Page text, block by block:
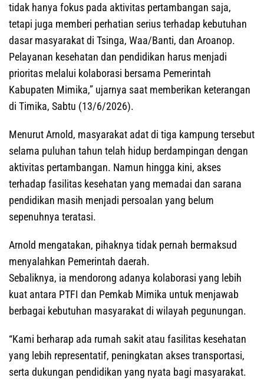
tidak hanya fokus pada aktivitas pertambangan saja,
tetapi juga memberi perhatian serius terhadap kebutuhan
dasar masyarakat di Tsinga, Waa/Banti, dan Aroanop.
Pelayanan kesehatan dan pendidikan harus menjadi
prioritas melalui kolaborasi bersama Pemerintah
Kabupaten Mimika,” ujarnya saat memberikan keterangan
di Timika, Sabtu (13/6/2026).
Menurut Arnold, masyarakat adat di tiga kampung tersebut
selama puluhan tahun telah hidup berdampingan dengan
aktivitas pertambangan. Namun hingga kini, akses
terhadap fasilitas kesehatan yang memadai dan sarana
pendidikan masih menjadi persoalan yang belum
sepenuhnya teratasi.
Arnold mengatakan, pihaknya tidak pernah bermaksud
menyalahkan Pemerintah daerah.
Sebaliknya, ia mendorong adanya kolaborasi yang lebih
kuat antara PTFI dan Pemkab Mimika untuk menjawab
berbagai kebutuhan masyarakat di wilayah pegunungan.
“Kami berharap ada rumah sakit atau fasilitas kesehatan
yang lebih representatif, peningkatan akses transportasi,
serta dukungan pendidikan yang nyata bagi masyarakat.